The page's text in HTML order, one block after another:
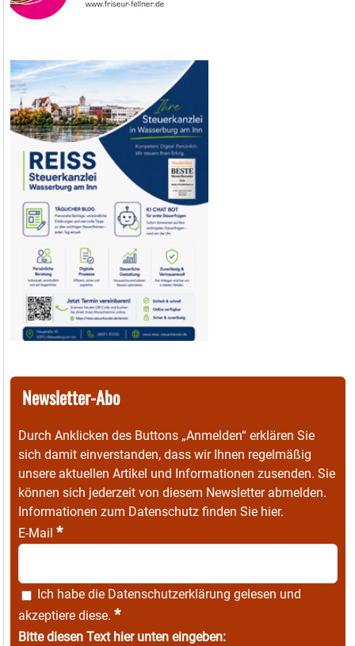
Newsletter-Abo
Durch Anklicken des Buttons „Anmelden“ erklären Sie
sich damit einverstanden, dass wir Ihnen regelmäßig
unsere aktuellen Artikel und Informationen zusenden. Sie
können sich jederzeit von diesem Newsletter abmelden.
Informationen zum Datenschutz finden Sie hier.
E-Mail *
Ich habe die Datenschutzerklärung gelesen und
akzeptiere diese. *
Bitte diesen Text hier unten eingeben: